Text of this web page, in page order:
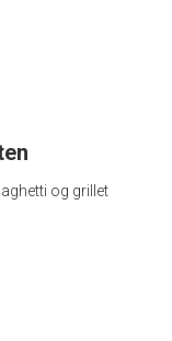
og grillet